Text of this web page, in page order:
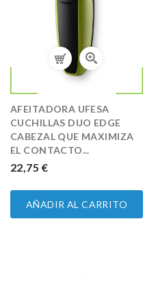
AFEITADORA UFESA
CUCHILLAS DUO EDGE
CABEZAL QUE MAXIMIZA
EL CONTACTO...
PRECIO
22,75 €
AÑADIR AL CARRITO